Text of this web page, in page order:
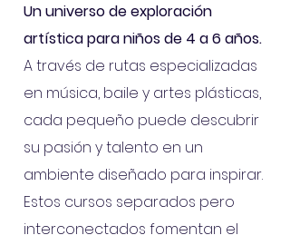
Un universo de exploración
artística para niños de 4 a 6 años.
A través de rutas especializadas
en música, baile y artes plásticas,
cada pequeño puede descubrir
su pasión y talento en un
ambiente diseñado para inspirar.
Estos cursos separados pero
interconectados fomentan el